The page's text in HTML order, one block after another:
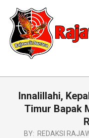
content
Primary
Innalillahi,
Timur Bapak
BY: REDAKSI